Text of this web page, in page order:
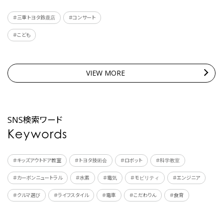
＃三重トヨタ鈴鹿店 ＃コンサート
＃こども
VIEW MORE
SNS検索ワード
Keywords
＃キッズアウトドア教室 ＃トヨタ技術会 ＃ロボット ＃科学教室
＃カーボンニュートラル ＃水素 ＃電気 ＃モビリティ ＃エンジニア
＃クルマ選び ＃ライフスタイル ＃電車 ＃こだわりん ＃食育